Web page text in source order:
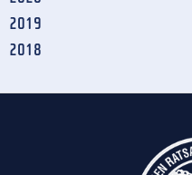
2019
2018